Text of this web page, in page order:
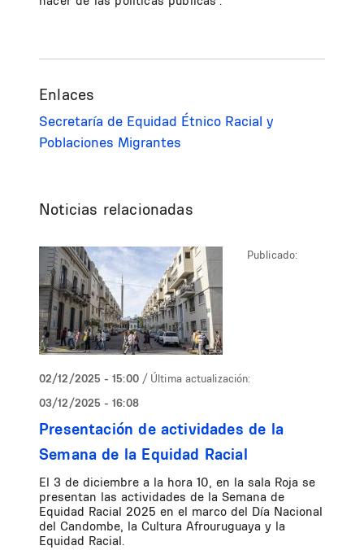
Enlaces
Secretaría de Equidad Étnico Racial y
Poblaciones Migrantes
Noticias relacionadas
Publicado:
02/12/2025 - 15:00 / Última actualización:
03/12/2025 - 16:08
Presentación de actividades de la
Semana de la Equidad Racial
El 3 de diciembre a la hora 10, en la sala Roja se
presentan las actividades de la Semana de
Equidad Racial 2025 en el marco del Día Nacional
del Candombe, la Cultura Afrouruguaya y la
Equidad Racial.